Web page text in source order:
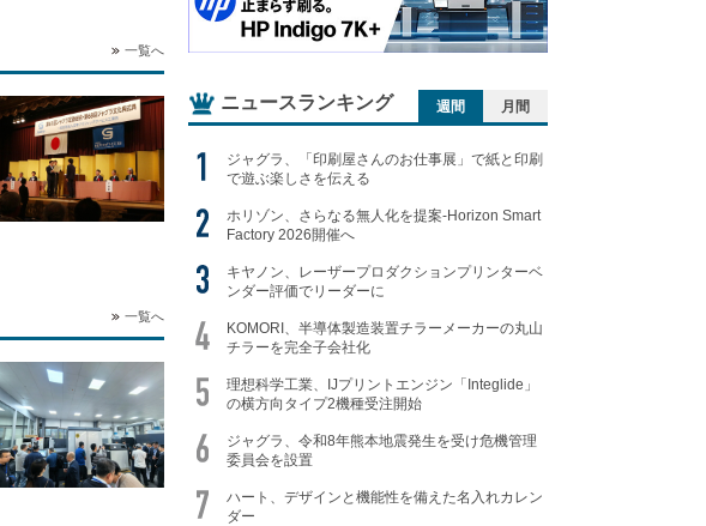
一覧へ
一覧へ
ニュースランキング 週間 月間
ジャグラ、「印刷屋さんのお仕事展」で紙と印刷
で遊ぶ楽しさを伝える
ホリゾン、さらなる無人化を提案-Horizon Smart
Factory 2026開催へ
キヤノン、レーザープロダクションプリンターベ
ンダー評価でリーダーに
KOMORI、半導体製造装置チラーメーカーの丸山
チラーを完全子会社化
理想科学工業、IJプリントエンジン「Integlide」
の横方向タイプ2機種受注開始
ジャグラ、令和8年熊本地震発生を受け危機管理
委員会を設置
ハート、デザインと機能性を備えた名入れカレン
ダー